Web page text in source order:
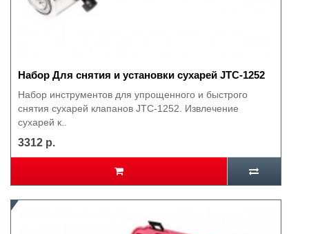
Набор Для снятия и установки сухарей JTC-1252
Набор инструментов для упрощенного и быстрого
снятия сухарей клапанов JTC-1252. Извлечение
сухарей к..
3312 р.